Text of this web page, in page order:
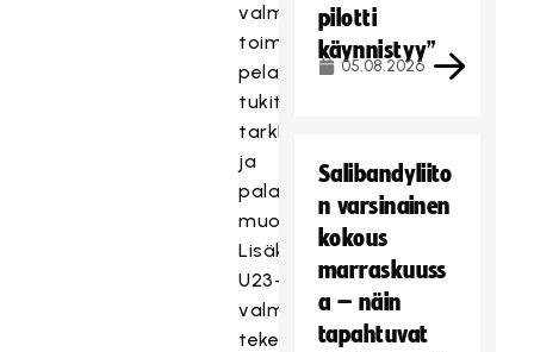
valmennus
toimii
pelaajien
tukitoiminnoissa
tarkkailun
ja
palautteenantamisen
muodossa.
Lisäksi
U23-
valmennus
tekee
pilotti
käynnistyy”
05.08.2026
Salibandyliito
n varsinainen
kokous
marraskuuss
a – näin
tapahtuvat